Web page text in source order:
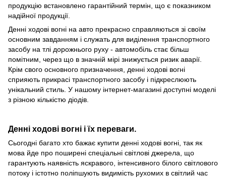
продукцію встановлено гарантійний термін, що є показником
надійної продукції.
Денні ходові вогні на авто прекрасно справляються зі своїм
основним завданням і служать для виділення транспортного
засобу на тлі дорожнього руху - автомобіль стає більш
помітним, через що в значній мірі знижується ризик аварії.
Крім свого основного призначення, денні ходові вогні
сприяють прикрасі транспортного засобу і підкреслюють
унікальний стиль. У нашому інтернет-магазині доступні моделі
з різною кількістю діодів.
Денні ходові вогні і їх переваги.
Сьогодні багато хто бажає купити денні ходові вогні, так як
мова йде про поширені спеціальні світлові джерела, що
гарантують наявність яскравого, інтенсивного білого світлового
потоку і істотно поліпшують видимість рухомих в світлий час